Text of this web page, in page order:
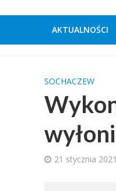
AKTUALNOŚCI
SOCHACZEW
21 stycznia 2021